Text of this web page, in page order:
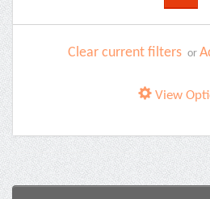
Clear current filters or
View